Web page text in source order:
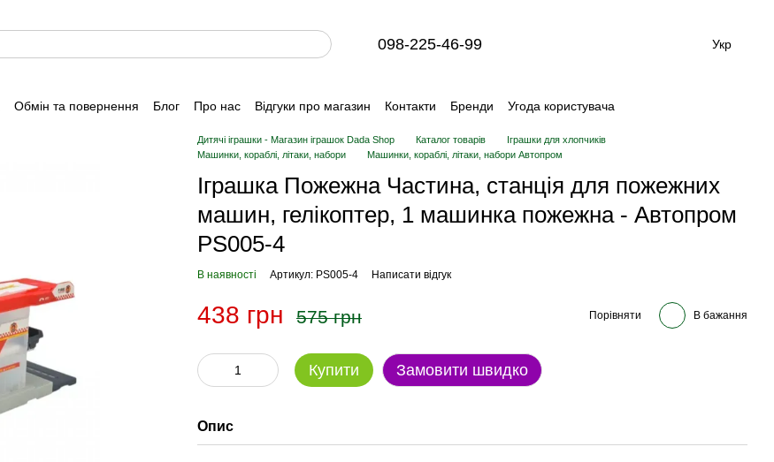
098-225-46-99 Укр
Обмін та повернення Блог Про нас Відгуки про магазин Контакти Бренди Угода користувача
Дитячі іграшки - Магазин іграшок Dada Shop Каталог товарів
Іграшки для хлопчиків
Машинки, кораблі, літаки, набори
Машинки, кораблі, літаки, набори Автопром
Іграшка Пожежна Частина, станція для пожежних
машин, гелікоптер, 1 машинка пожежна - Автопром
PS005-4
В наявності Артикул: PS005-4 Написати відгук
438 грн 575 грн Порівняти В бажання
Купити Замовити швидко
Опис